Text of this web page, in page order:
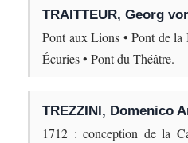
TRAITTEUR, Georg
Pont aux Lions • Pont de la
Écuries • Pont du Théâtre.
TREZZINI, Domenico
1712 : conception de la